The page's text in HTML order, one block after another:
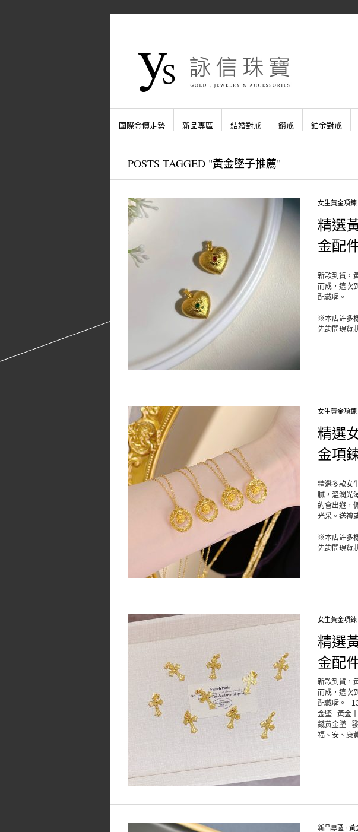
國際金價走勢 新品專區 結婚對戒 鑽戒 鉑金對戒
POSTS TAGGED "黃金墜子推薦"
女生黃金項鍊
精選
金配
新款到貨，
而成，這次
配戴喔。
※本店許多
先詢問現貨
女生黃金項鍊
精選
金項
精選多款女
膩，溫潤光
約會出遊，
光采。送禮
※本店許多
先詢問現貨
女生黃金項鍊
精選
金配
新款到貨，
而成，這次
配戴喔。
金墜 黃金
錢黃金墜
福、安、康
新品專區 / 黃